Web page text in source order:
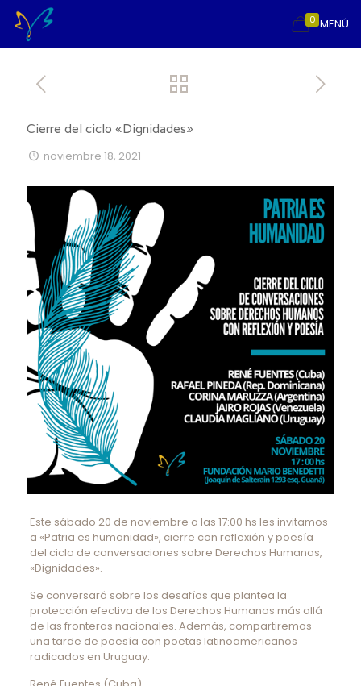
MENÚ
0
Cierre del ciclo «Dignidades»
noviembre 18, 2021
Este sábado 20 de noviembre a las 17:00 hs les invitamos
a «Patria es humanidad», cierre con reflexión y poesía
del ciclo de conversaciones sobre Derechos Humanos,
«Dignidades».
Se conversará sobre los desafíos que plantea la
protección efectiva de los Derechos Humanos más allá
de las fronteras nacionales. Además, compartiremos
una tarde de poesía con poetas latinoamericanos
radicados en Uruguay: